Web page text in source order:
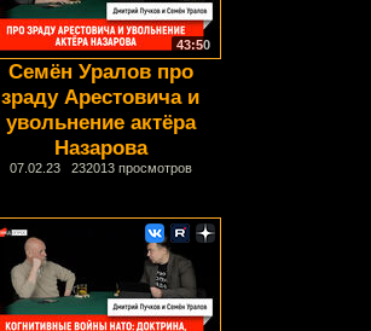
43:50
Семён Уралов про
зраду Арестовича и
увольнение актёра
Назарова
07.02.23 232013 просмотров